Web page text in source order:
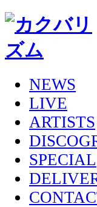
NEWS
LIVE
ARTISTS
SPECIAL